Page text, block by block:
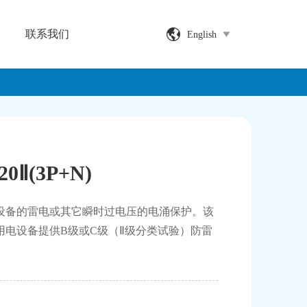
联系我们 English
的雷电或其它瞬时过电压的电涌保护。该
设备提供B级或C级（Ⅱ级分类试验）防雷